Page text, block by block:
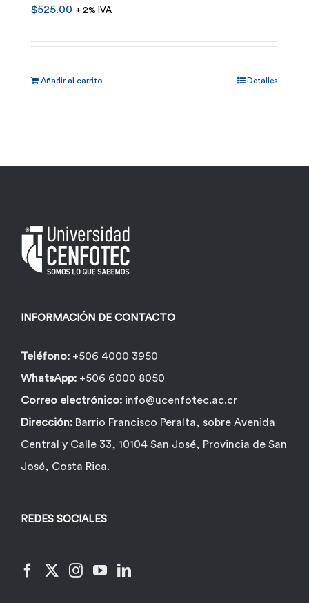
$525.00 + 2% IVA
Añadir al carrito Detalles
INFORMACIÓN DE CONTACTO
Teléfono: +506 4000 3950
WhatsApp: +506 6000 8050
Correo electrónico: info@ucenfotec.ac.cr
Dirección: Barrio Francisco Peralta, sobre Avenida
Central y Calle 33, 10104 San José, Provincia de San
José, Costa Rica.
REDES SOCIALES